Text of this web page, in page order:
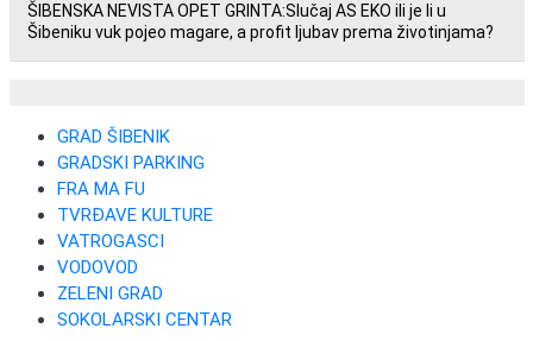
ŠIBENSKA NEVISTA OPET GRINTA:Slučaj AS EKO ili je li u
Šibeniku vuk pojeo magare, a profit ljubav prema životinjama?
GRAD ŠIBENIK
GRADSKI PARKING
FRA MA FU
TVRĐAVE KULTURE
VATROGASCI
VODOVOD
ZELENI GRAD
SOKOLARSKI CENTAR